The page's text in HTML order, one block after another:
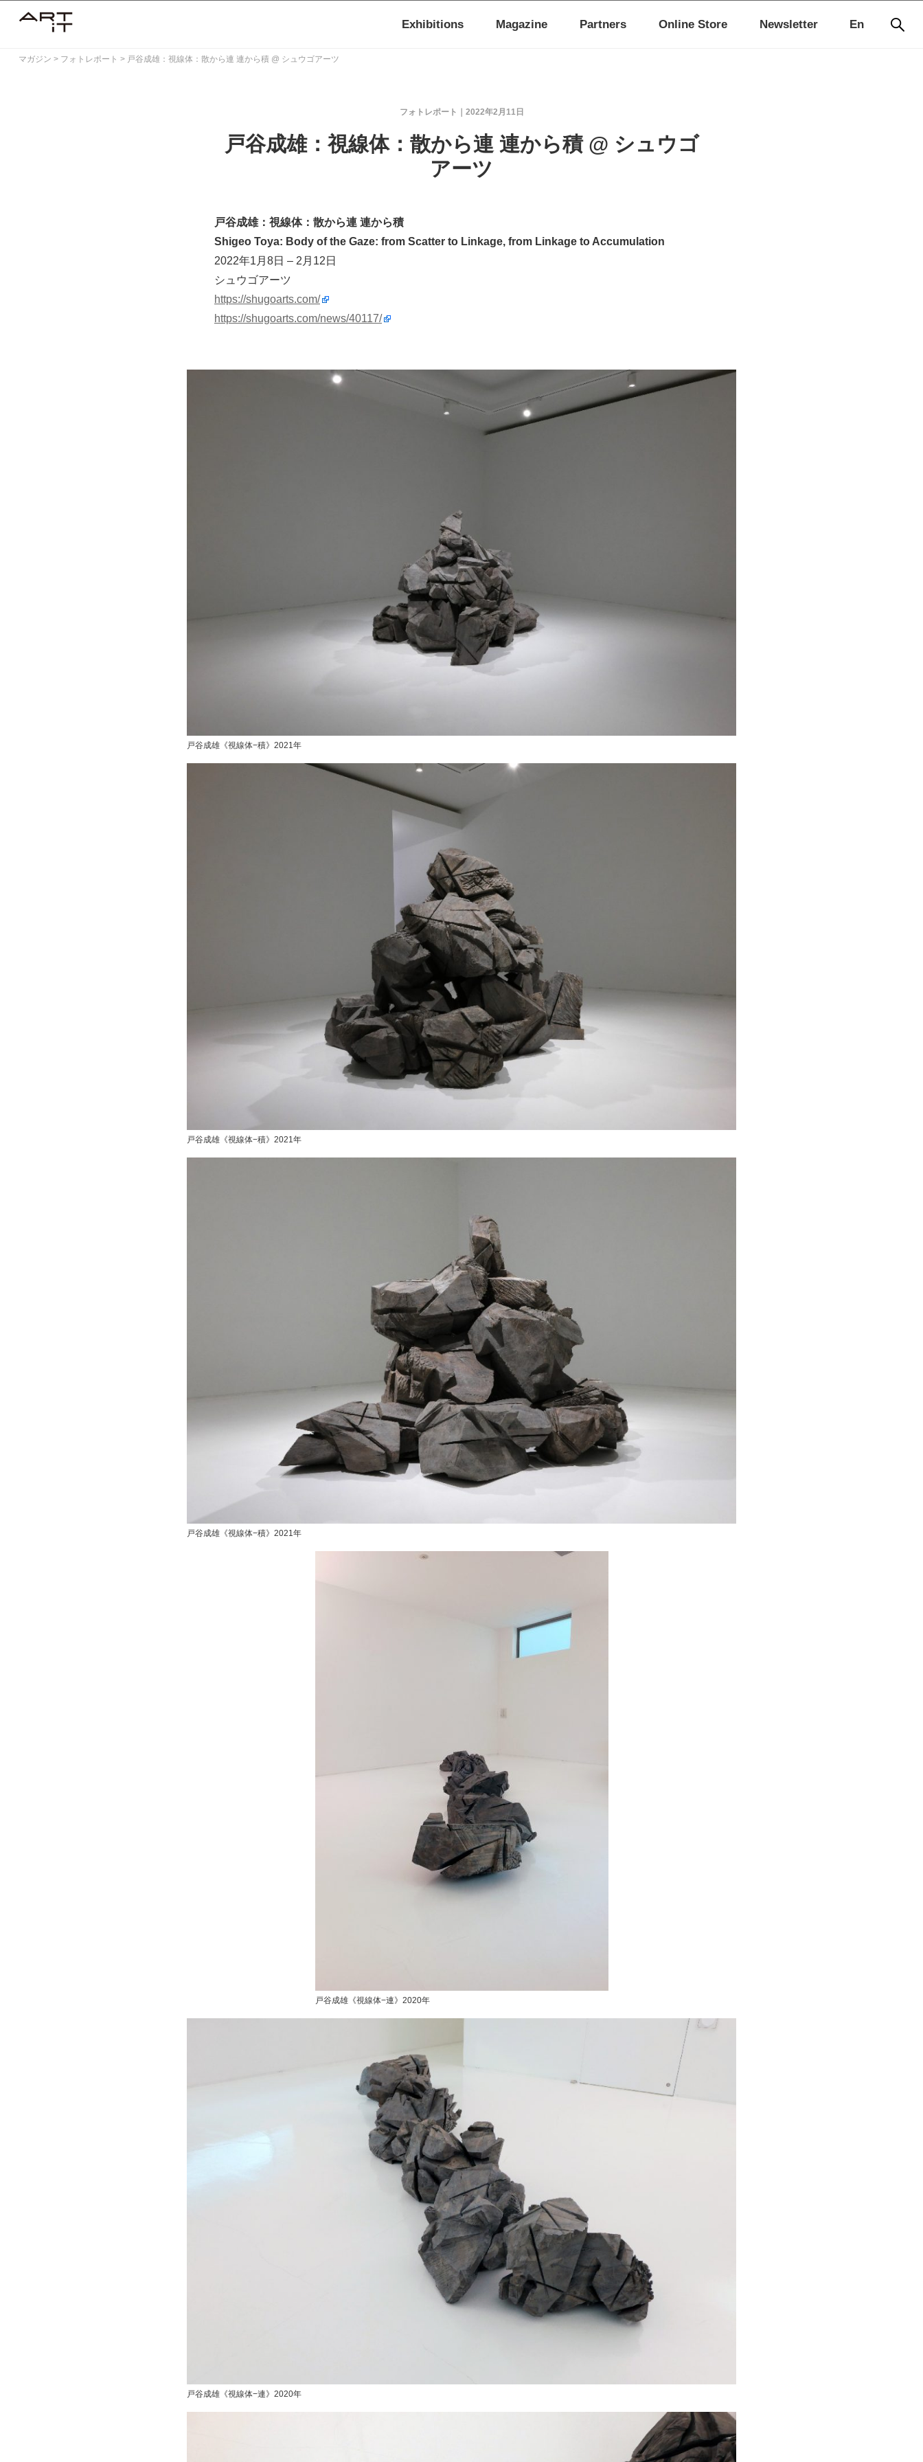
En
Exhibitions Magazine Partners Online Store Newsletter
マガジン > フォトレポート > 戸谷成雄：視線体：散から連 連から積 @ シュウゴアーツ
2022年2月11日
フォトレポート
戸谷成雄：視線体：散から連 連から積 @ シュウゴ
アーツ
戸谷成雄：視線体：散から連 連から積
Shigeo Toya: Body of the Gaze: from Scatter to Linkage, from Linkage to Accumulation
2022年1月8日 – 2月12日
シュウゴアーツ
https://shugoarts.com/
https://shugoarts.com/news/40117/
戸谷成雄《視線体−積》2021年
戸谷成雄《視線体−積》2021年
戸谷成雄《視線体−積》2021年
戸谷成雄《視線体−連》2020年
戸谷成雄《視線体−連》2020年